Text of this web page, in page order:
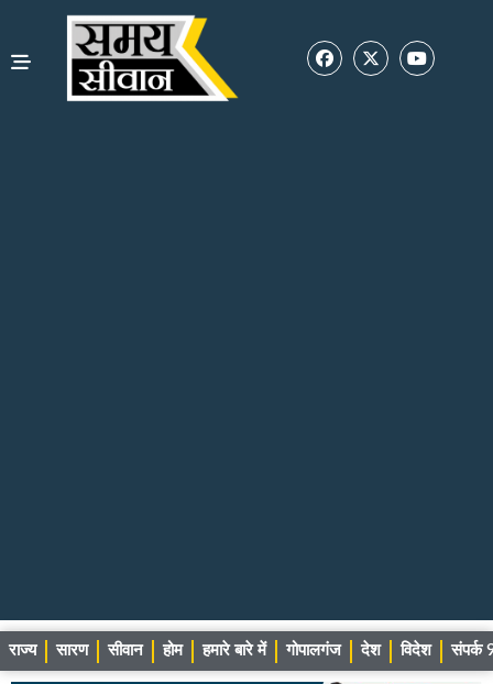
राज्य सारण सीवान होम हमारे बारे में गोपालगंज देश विदेश संपर्क